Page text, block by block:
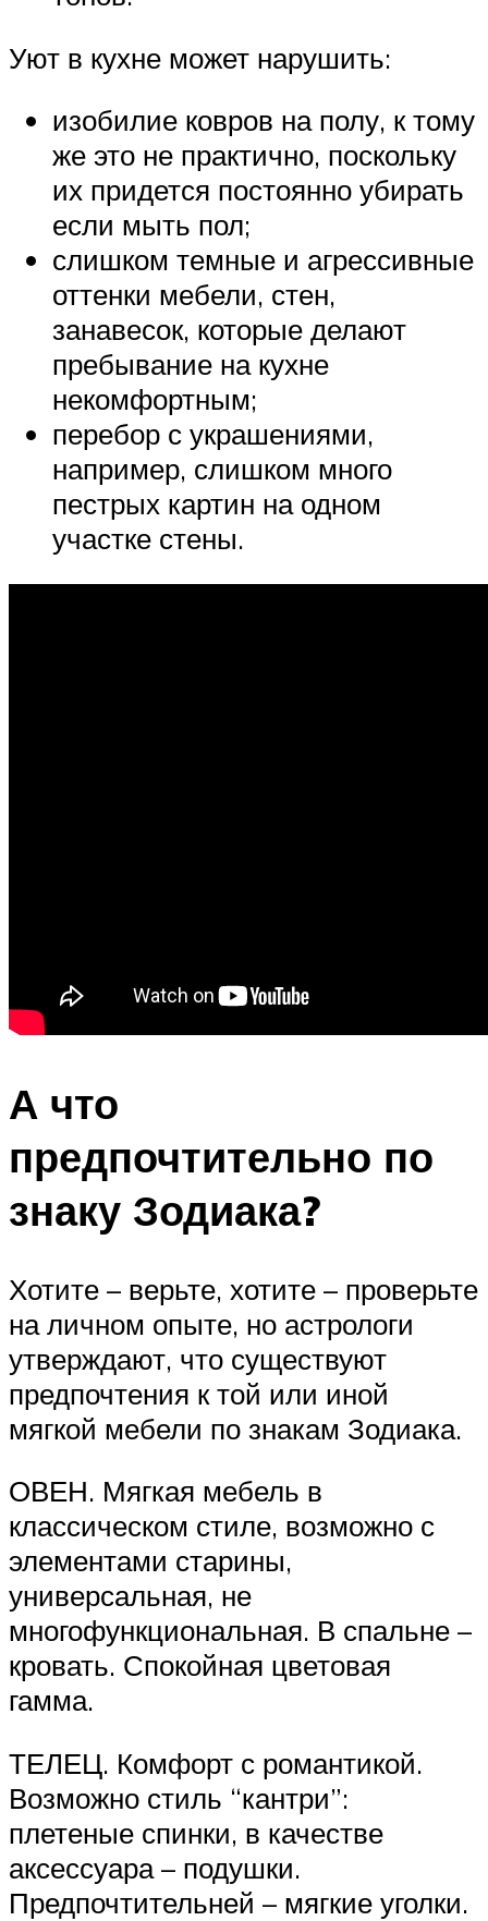
Уют в кухне может нарушить:
изобилие ковров на полу, к тому
же это не практично, поскольку
их придется постоянно убирать
если мыть пол;
слишком темные и агрессивные
оттенки мебели, стен,
занавесок, которые делают
пребывание на кухне
некомфортным;
перебор с украшениями,
например, слишком много
пестрых картин на одном
участке стены.
А что
предпочтительно по
знаку Зодиака?
Хотите – верьте, хотите – проверьте
на личном опыте, но астрологи
утверждают, что существуют
предпочтения к той или иной
мягкой мебели по знакам Зодиака.
ОВЕН. Мягкая мебель в
классическом стиле, возможно с
элементами старины,
универсальная, не
многофункциональная. В спальне –
кровать. Спокойная цветовая
гамма.
ТЕЛЕЦ. Комфорт с романтикой.
Возможно стиль “кантри”:
плетеные спинки, в качестве
аксессуара – подушки.
Предпочтительней – мягкие уголки.